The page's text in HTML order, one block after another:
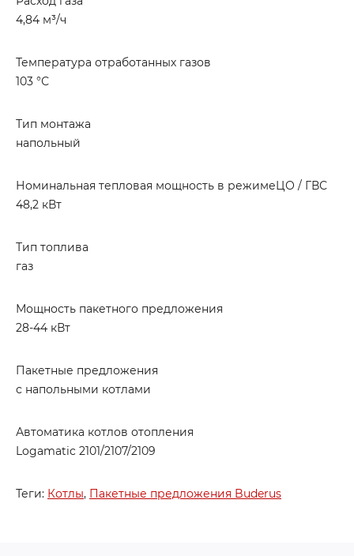
4,84 м³/ч
Температура отработанных газов
103 °С
Тип монтажа
напольный
Номинальная тепловая мощность в режимеЦО / ГВС
48,2 кВт
Тип топлива
газ
Мощность пакетного предложения
28-44 кВт
Пакетные предложения
с напольными котлами
Автоматика котлов отопления
Logamatic 2101/2107/2109
Теги: Котлы, Пакетные предложения Buderus